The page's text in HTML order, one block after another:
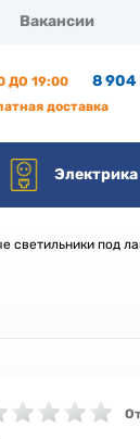
Вакансии
ДО 19:00 8
доставка
Электрика
светильники под